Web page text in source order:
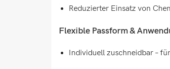
Reduzierter Einsatz von
Flexible Passform &
Individuell zuschneidbar –